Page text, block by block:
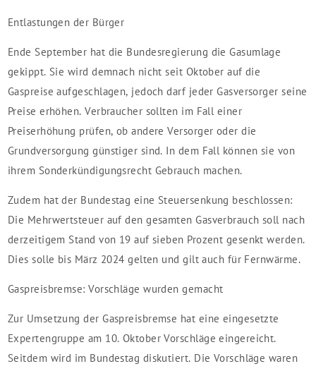
Entlastungen der Bürger
Ende September hat die Bundesregierung die Gasumlage
gekippt. Sie wird demnach nicht seit Oktober auf die
Gaspreise aufgeschlagen, jedoch darf jeder Gasversorger seine
Preise erhöhen. Verbraucher sollten im Fall einer
Preiserhöhung prüfen, ob andere Versorger oder die
Grundversorgung günstiger sind. In dem Fall können sie von
ihrem Sonderkündigungsrecht Gebrauch machen.
Zudem hat der Bundestag eine Steuersenkung beschlossen:
Die Mehrwertsteuer auf den gesamten Gasverbrauch soll nach
derzeitigem Stand von 19 auf sieben Prozent gesenkt werden.
Dies solle bis März 2024 gelten und gilt auch für Fernwärme.
Gaspreisbremse: Vorschläge wurden gemacht
Zur Umsetzung der Gaspreisbremse hat eine eingesetzte
Expertengruppe am 10. Oktober Vorschläge eingereicht.
Seitdem wird im Bundestag diskutiert. Die Vorschläge waren